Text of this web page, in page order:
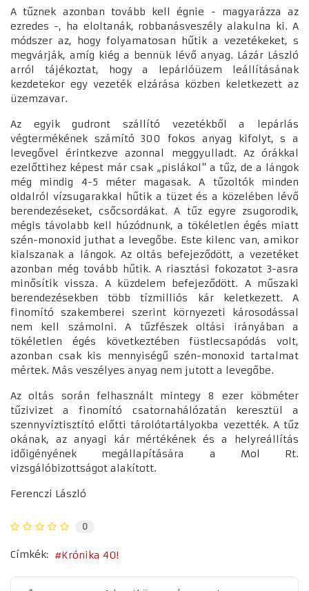
A tűznek azonban tovább kell égnie - magyarázza az
ezredes -, ha eloltanák, robbanásveszély alakulna ki. A
módszer az, hogy folyamatosan hűtik a vezetékeket, s
megvárják, amíg kiég a bennük lévő anyag. Lázár László
arról tájékoztat, hogy a lepárlóüzem leállításának
kezdetekor egy vezeték elzárása közben keletkezett az
üzemzavar.
Az egyik gudront szállító vezetékből a lepárlás
végtermékének számító 300 fokos anyag kifolyt, s a
levegővel érintkezve azonnal meggyulladt. Az órákkal
ezelőttihez képest már csak „pislákol" a tűz, de a lángok
még mindig 4-5 méter magasak. A tűzoltók minden
oldalról vízsugarakkal hűtik a tüzet és a közelében lévő
berendezéseket, csőcsordákat. A tűz egyre zsugorodik,
mégis távolabb kell húzódnunk, a tökéletlen égés miatt
szén-monoxid juthat a levegőbe. Este kilenc van, amikor
kialszanak a lángok. Az oltás befejeződött, a vezetéket
azonban még tovább hűtik. A riasztási fokozatot 3-asra
minősítik vissza. A küzdelem befejeződött. A műszaki
berendezésekben több tízmilliós kár keletkezett. A
finomító szakemberei szerint környezeti károsodással
nem kell számolni. A tűzfészek oltási irányában a
tökéletlen égés következtében füstlecsapódás volt,
azonban csak kis mennyiségű szén-monoxid tartalmat
mértek. Más veszélyes anyag nem jutott a levegőbe.
Az oltás során felhasznált mintegy 8 ezer köbméter
tűzivizet a finomító csatornahálózatán keresztül a
szennyvíztisztító előtti tárolótartályokba vezették. A tűz
okának, az anyagi kár mértékének és a helyreállítás
időigényének megállapítására a Mol Rt.
vizsgálóbizottságot alakított.
Ferenczi László
0
Címkék: Krónika 40!